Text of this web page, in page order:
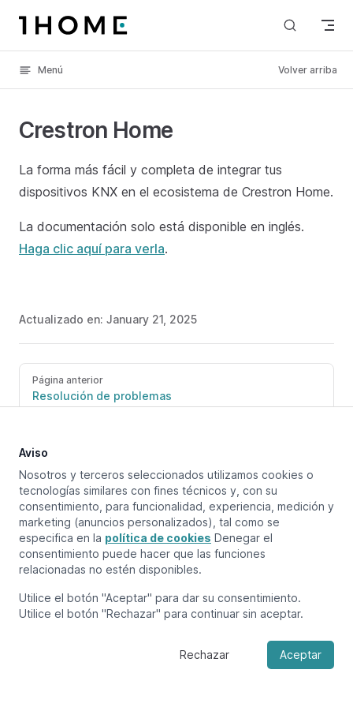
Skip to content
Menú Volver arriba
Crestron Home
La forma más fácil y completa de integrar tus
dispositivos KNX en el ecosistema de Crestron Home.
La documentación solo está disponible en inglés.
Haga clic aquí para verla.
Actualizado en: January 21, 2025
Página anterior
Resolución de problemas
Aviso
Nosotros y terceros seleccionados utilizamos cookies o
tecnologías similares con fines técnicos y, con su
consentimiento, para funcionalidad, experiencia, medición y
marketing (anuncios personalizados), tal como se
especifica en la política de cookies Denegar el
consentimiento puede hacer que las funciones
relacionadas no estén disponibles.
Utilice el botón "Aceptar" para dar su consentimiento.
Utilice el botón "Rechazar" para continuar sin aceptar.
Rechazar Aceptar